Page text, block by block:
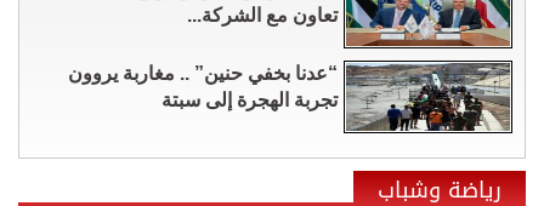
تعاون مع الشركة...
“عدنا بخفي حنين” .. مغاربة يروون
تجربة الهجرة إلى سبتة
رياضة وشباب